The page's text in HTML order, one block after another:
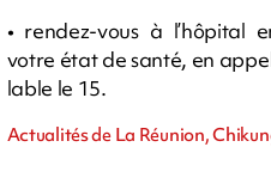
• rendez-vous à l’hôpital
votre état de santé, en
lable le 15.
Actualités de La Réunion,